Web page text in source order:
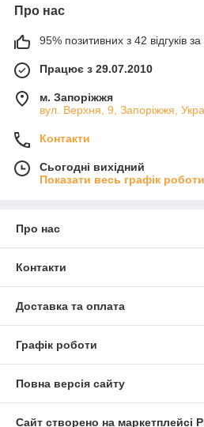
Про нас
95% позитивних з 42 відгуків за
Працює з 29.07.2010
м. Запоріжжя
вул. Верхня, 9, Запоріжжя,
Контакти
Сьогодні вихідний
Показати весь графік роботи
Про нас
Контакти
Доставка та оплата
Графік роботи
Повна версія сайту
Сайт створено на маркетплейсі